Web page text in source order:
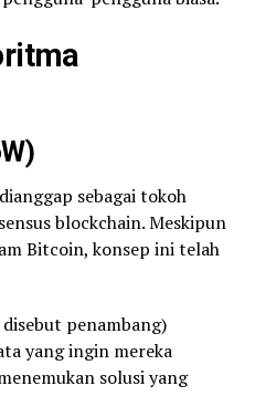
sebagai tokoh
blockchain. Meskipun
Bitcoin, konsep ini telah
penambang)
yang ingin mereka
solusi yang